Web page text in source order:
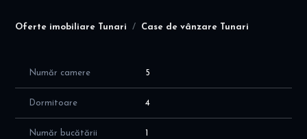
Oferte imobiliare Tunari Case de vânzare Tunari
livrate in feb 2026
Vila este construita pe P+1E, pe un teren de 347 mp, cu
inteligenta a spatiilor, dupa cum urmeaza:
Număr camere 5
Dormitoare 4
Număr bucătării 1